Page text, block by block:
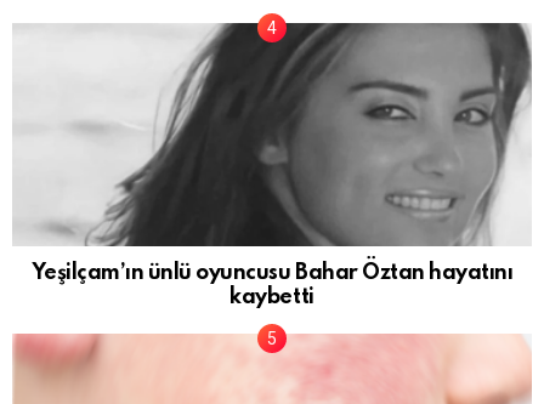
Yeşilçam’ın ünlü oyuncusu Bahar Öztan hayatını
kaybetti